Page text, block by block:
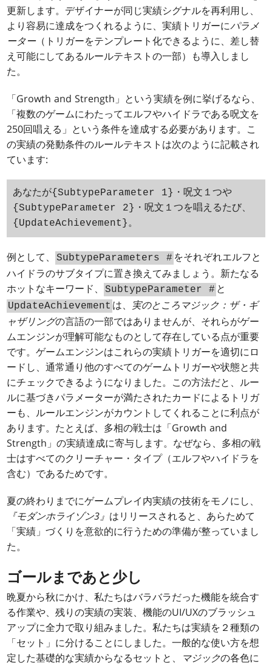
更新します。デザイナーが同じ実績シグナルを再利用し、
より容易に達成をつくれるように、実績トリガーにパラメ
ーター（トリガーをテンプレート化できるように、差し替
え可能にしてあるルールテキストの一部）も導入しまし
た。
「Growth and Strength」という実績を例に挙げるなら、
「複数のゲームにわたってエルフやハイドラである呪文を
250回唱える」という条件を達成する必要があります。こ
の実績の発動条件のルールテキストは次のように記載され
ています:
あなたが{SubtypeParameter 1}・呪文１つや
{SubtypeParameter 2}・呪文１つを唱えるたび、
{UpdateAchievement}。
例として、 SubtypeParameters # をそれぞれエルフと
ハイドラのサブタイプに置き換えてみましょう。新たなる
ホットなキーワード、
SubtypeParameter # と
UpdateAchievement は、 実のところマジック：ザ・ギ
ャザリングの言語の一部ではありませんが、それらがゲー
ムエンジンが理解可能なものとして存在している点が重要
です。ゲームエンジンはこれらの実績トリガーを適切にロ
ードし、通常通り他のすべてのゲームトリガーや状態と共
にチェックできるようになりました。この方法だと、ルー
ルに基づきパラメーターが満たされたカードによるトリガ
ーも、ルールエンジンがカウントしてくれることに利点が
あります。たとえば、多相の戦士は「Growth and
Strength」の実績達成に寄与します。なぜなら、多相の戦
士はすべてのクリーチャー・タイプ（エルフやハイドラを
含む）であるためです。
夏の終わりまでにゲームプレイ内実績の技術をモノにし、
『モダンホライゾン3』 はリリースされると、あらためて
「実績」づくりを意欲的に行うための準備が整っていまし
た。
ゴールまであと少し
晩夏から秋にかけ、私たちはバラバラだった機能を統合す
る作業や、残りの実績の実装、機能のUI/UXのブラッシュ
アップに全力で取り組みました。私たちは実績を２種類の
「セット」に分けることにしました。一般的な使い方を想
定した基礎的な実績からなるセットと、
マジックの各色に